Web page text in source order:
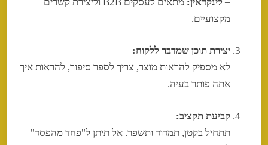
מקצועיים.
יצירת תוכן שמדבר ללקוח:
לא מספיק להראות מוצר, צריך לספר סיפור, להראות איך
אתה פותר בעיה.
קביעת תקציב:
תתחיל בקטן, תמדוד ותשפר. אל תיתן ל"פחד מהפסד"